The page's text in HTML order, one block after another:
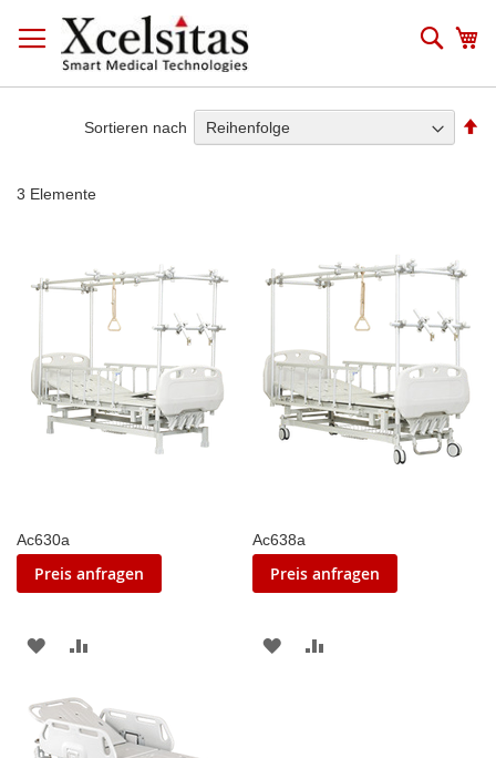
Inhalt
springen
3 Elemente
Sortieren nach
Ac630a
Preis anfragen
ZUR
HINZUFÜGEN
HINZUFÜGEN
Ac638a
Preis anfragen
ZUR